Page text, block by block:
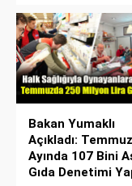
Bakan Yumaklı
Açıkladı: Temmuz
Ayında 107 Bini
Gıda Denetimi